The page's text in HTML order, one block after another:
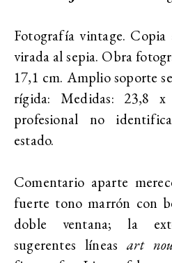
Fotografía vintage.
virada al sepia. Obra
17,1 cm. Amplio soporte
rígida: Medidas: 23,8
profesional no
estado.
Comentario aparte
fuerte tono marrón con
doble ventana; la
sugerentes líneasart